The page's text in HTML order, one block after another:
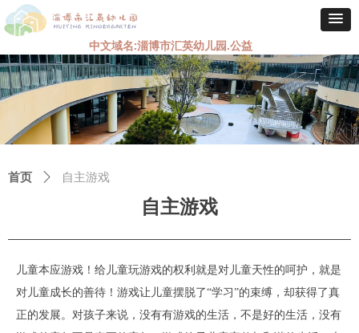
中文域名:淄博市汇英幼儿园.公益
自主游戏
儿童本应游戏！给儿童玩游戏的权利就是对儿童天性的呵护，就是
对儿童成长的善待！游戏让儿童摆脱了“学习”的束缚，却获得了真
正的发展。对孩子来说，没有有游戏的生活，不是好的生活，没有
首页 ꄲ 自主游戏